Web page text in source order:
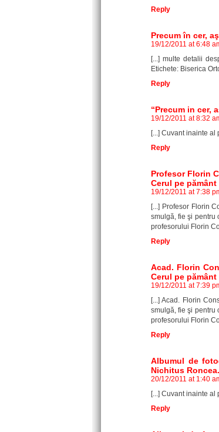
Reply
Precum în cer,
19/12/2011 at 6:48
[...] multe detalii
Etichete: Biserica
Reply
“Precum in cer,
19/12/2011 at 8:32
[...] Cuvant inainte al
Reply
Profesor Florin
Cerul pe
19/12/2011 at 7:38
[...] Profesor Florin
smulgă, fie şi pentru
profesorului Florin
Reply
Acad. Florin
Cerul pe
19/12/2011 at 7:39
[...] Acad. Florin
smulgă, fie şi pentru
profesorului Florin
Reply
Albumul de
Nichitus
20/12/2011 at 1:40
[...] Cuvant inainte al
Reply